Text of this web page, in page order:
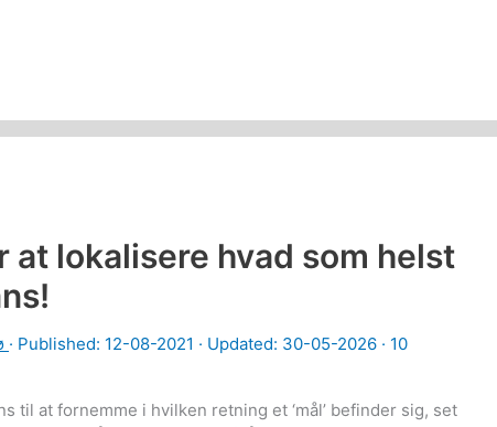
at lokalisere hvad som helst
· Published: 12-08-2021 · Updated: 30-05-2026 · 10
til at fornemme i hvilken retning et ‘mål’ befinder sig, set